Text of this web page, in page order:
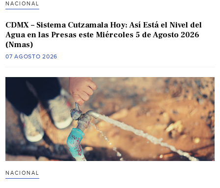
NACIONAL
CDMX – Sistema Cutzamala Hoy: Así Está el Nivel del
Agua en las Presas este Miércoles 5 de Agosto 2026
(Nmas)
07 AGOSTO 2026
NACIONAL